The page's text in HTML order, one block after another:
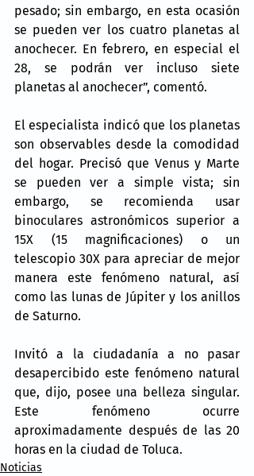
pesado; sin embargo, en esta ocasión
se pueden ver los cuatro planetas al
anochecer. En febrero, en especial el
28, se podrán ver incluso siete
planetas al anochecer”, comentó.
El especialista indicó que los planetas
son observables desde la comodidad
del hogar. Precisó que Venus y Marte
se pueden ver a simple vista; sin
embargo, se recomienda usar
binoculares astronómicos superior a
15X (15 magnificaciones) o un
telescopio 30X para apreciar de mejor
manera este fenómeno natural, así
como las lunas de Júpiter y los anillos
de Saturno.
Invitó a la ciudadanía a no pasar
desapercibido este fenómeno natural
que, dijo, posee una belleza singular.
Este fenómeno ocurre
aproximadamente después de las 20
horas en la ciudad de Toluca.
Noticias